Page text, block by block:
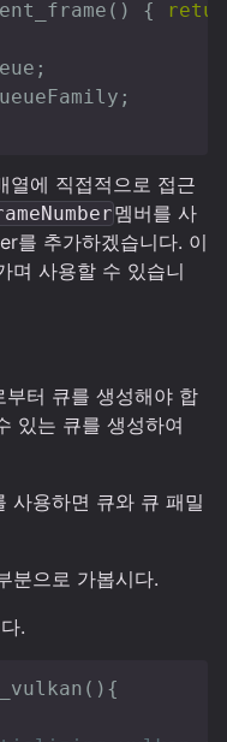
() {
;
;
열에 직접적으로 접근
멤버를 사
를 추가하겠습니다. 이
며 사용할 수 있습니
터 큐를 생성해야 합
있는 큐를 생성하여
사용하면 큐와 큐 패밀
분으로 가봅시다.
.
(){